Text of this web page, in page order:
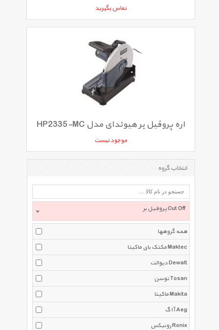
تماس بگیرید
اره پروفیل بر هیوندای مدل HP2335-MC
موجود نیست
انتخاب گروه
پروفیل بر Cut Off
همه گروهها
مکتک بای ماکیتا Maktec
دیوالت Dewalt
توسن Tosan
ماکیتا Makita
آ ا گ Aeg
رونیکس Ronix